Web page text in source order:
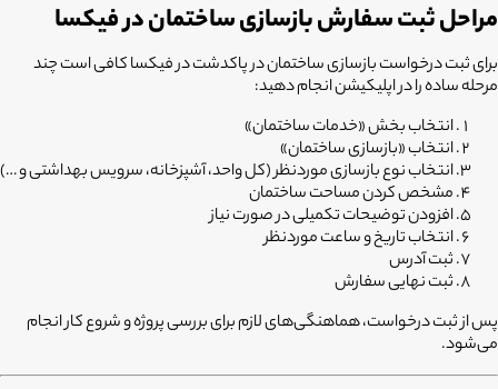
مراحل ثبت سفارش بازسازی ساختمان در فیکسا
برای ثبت درخواستبازسازی ساختمان در پاکدشتدر فیکسا کافی است چند
مرحله ساده را در اپلیکیشن انجام دهید:
انتخاب بخش «خدمات ساختمان»
انتخاب «بازسازی ساختمان»
انتخاب نوع بازسازی موردنظر (کل واحد، آشپزخانه، سرویس بهداشتی و …)
مشخص کردن مساحت ساختمان
افزودن توضیحات تکمیلی در صورت نیاز
انتخاب تاریخ و ساعت موردنظر
ثبت آدرس
ثبت نهایی سفارش
پس از ثبت درخواست، هماهنگی‌های لازم برای بررسی پروژه و شروع کار انجام
می‌شود.